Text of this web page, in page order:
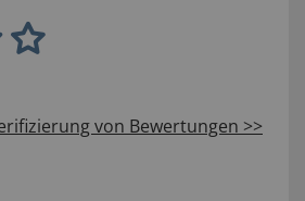
von Bewertungen >>